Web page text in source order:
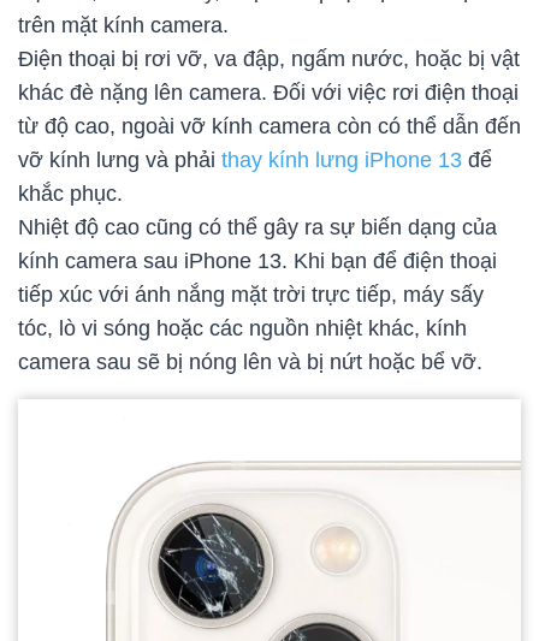
trên mặt kính camera.
Điện thoại bị rơi vỡ, va đập, ngấm nước, hoặc bị vật
khác đè nặng lên camera. Đối với việc rơi điện thoại
từ độ cao, ngoài vỡ kính camera còn có thể dẫn đến
vỡ kính lưng và phải thay kính lưng iPhone 13 để
khắc phục.
Nhiệt độ cao cũng có thể gây ra sự biến dạng của
kính camera sau iPhone 13. Khi bạn để điện thoại
tiếp xúc với ánh nắng mặt trời trực tiếp, máy sấy
tóc, lò vi sóng hoặc các nguồn nhiệt khác, kính
camera sau sẽ bị nóng lên và bị nứt hoặc bể vỡ.